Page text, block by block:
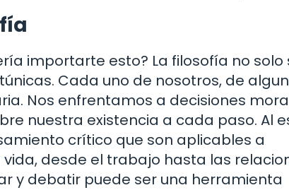
importarte esto? La filosofía no solo
Cada uno de nosotros, de
Nos enfrentamos a decisiones
nuestra existencia a cada paso. Al
crítico que son aplicables a
desde el trabajo hasta las
y debatir puede ser una herramienta